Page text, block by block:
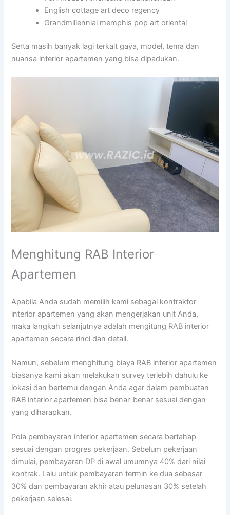
English cottage art deco regency
Grandmillennial memphis pop art oriental
Serta masih banyak lagi terkait gaya, model, tema dan
nuansa interior apartemen yang bisa dipadukan.
Menghitung RAB Interior
Apartemen
Apabila Anda sudah memilih kami sebagai kontraktor
interior apartemen yang akan mengerjakan unit Anda,
maka langkah selanjutnya adalah mengitung RAB interior
apartemen secara rinci dan detail.
Namun, sebelum menghitung biaya RAB interior apartemen
biasanya kami akan melakukan survey terlebih dahulu ke
lokasi dan bertemu dengan Anda agar dalam pembuatan
RAB interior apartemen bisa benar-benar sesuai dengan
yang diharapkan.
Pola pembayaran interior apartemen secara bertahap
sesuai dengan progres pekerjaan. Sebelum pekerjaan
dimulai, pembayaran DP di awal umumnya 40% dari nilai
kontrak. Lalu untuk pembayaran termin ke dua sebesar
30% dan pembayaran akhir atau pelunasan 30% setelah
pekerjaan selesai.